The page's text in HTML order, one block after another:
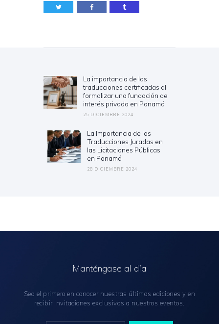
entradasPrevious
post:
La importancia de las
traducciones certificadas al
formalizar una fundación de
interés privado en Panamá
25 DICIEMBRE 2024
Next
post:
La Importancia de las
Traducciones Juradas en
las Licitaciones Públicas
en Panamá
28 DICIEMBRE 2024
Manténgase al día
Sea el primero en conocer nuestras últimas ediciones y en
recibir invitaciones exclusivas a nuestros eventos.